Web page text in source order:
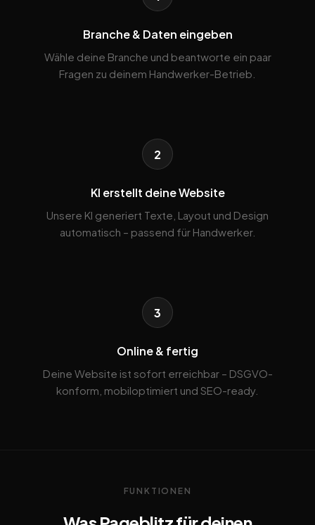
Branche & Daten eingeben
Wähle deine Branche und beantworte ein paar
Fragen zu deinem Handwerker-Betrieb.
2
KI erstellt deine Website
Unsere KI generiert Texte, Layout und Design
automatisch – passend für Handwerker.
3
Online & fertig
Deine Website ist sofort erreichbar – DSGVO-
konform, mobiloptimiert und SEO-ready.
FUNKTIONEN